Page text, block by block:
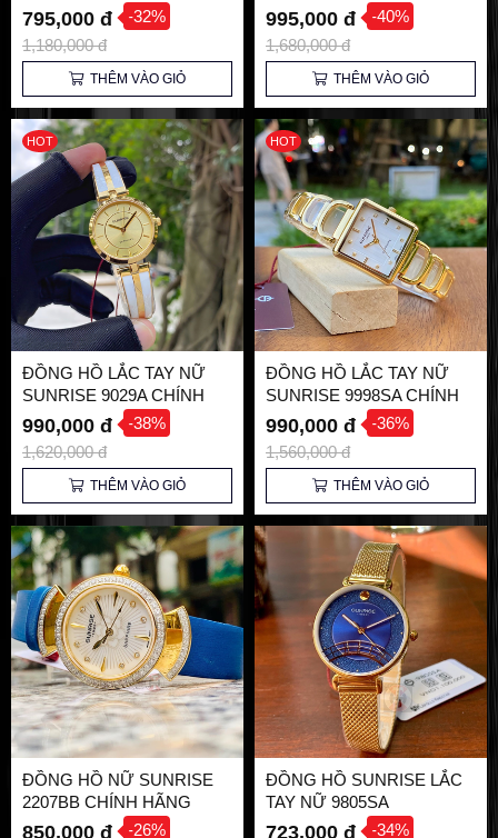
HÃNG
795,000 đ -32%
1,180,000 đ
THÊM VÀO GIỎ
HÃNG
995,000 đ -40%
1,680,000 đ
THÊM VÀO GIỎ
HOT
ĐỒNG HỒ LẮC TAY NỮ
SUNRISE 9029A CHÍNH
HÃNG
990,000 đ -38%
1,620,000 đ
THÊM VÀO GIỎ
HOT
ĐỒNG HỒ LẮC TAY NỮ
SUNRISE 9998SA CHÍNH
HÃNG
990,000 đ -36%
1,560,000 đ
THÊM VÀO GIỎ
ĐỒNG HỒ NỮ SUNRISE
2207BB CHÍNH HÃNG
850,000 đ -26%
ĐỒNG HỒ SUNRISE LẮC
TAY NỮ 9805SA
723,000 đ -34%